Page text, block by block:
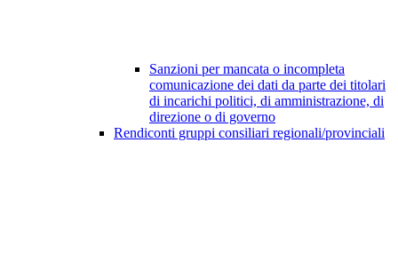
Sanzioni per mancata o incompleta
comunicazione dei dati da parte dei titolari
di incarichi politici, di amministrazione, di
direzione o di governo
Rendiconti gruppi consiliari regionali/provinciali